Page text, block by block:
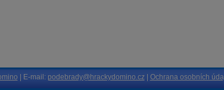
| E-mail: podebrady@hrackydomino.cz| Ochrana osobních